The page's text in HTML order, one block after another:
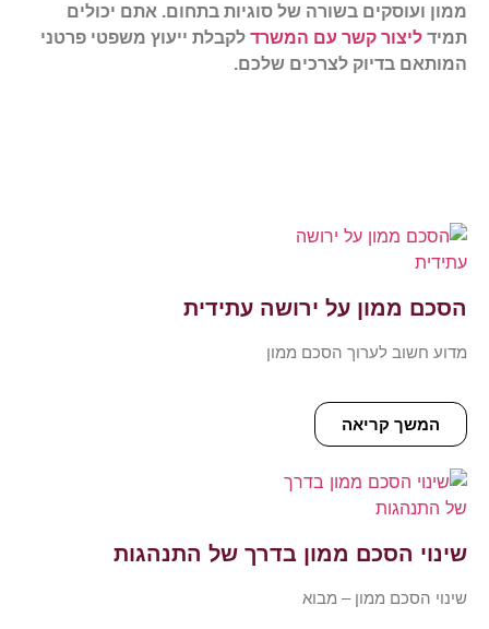
ממון ועוסקים בשורה של סוגיות בתחום. אתם יכולים
תמיד ליצור קשר עם המשרד לקבלת ייעוץ משפטי פרטני
המותאם בדיוק לצרכים שלכם.
הסכם ממון על ירושה עתידית
מדוע חשוב לערוך הסכם ממון
המשך קריאה
שינוי הסכם ממון בדרך של התנהגות
שינוי הסכם ממון – מבוא